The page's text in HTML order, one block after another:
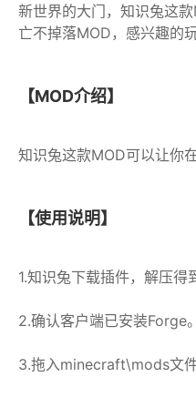
新世界的大门，知识兔这
亡不掉落MOD，感兴趣的
【MOD介绍】
知识兔这款MOD可以让你
【使用说明】
1.知识兔下载插件，解压得
2.确认客户端已安装Forge。
3.拖入minecraft\mods文件